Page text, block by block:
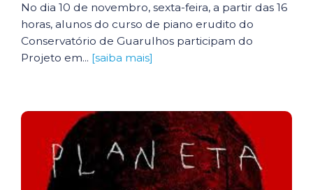
No dia 10 de novembro, sexta-feira, a partir das 16
horas, alunos do curso de piano erudito do
Conservatório de Guarulhos participam do
Projeto em... [saiba mais]